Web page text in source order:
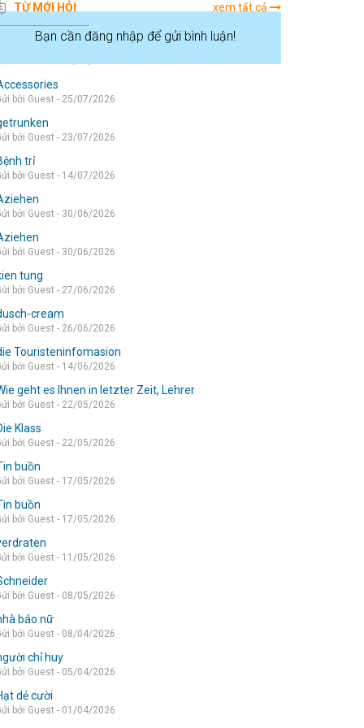
Bạn cần đăng nhập để gửi bình luận!
TỪ MỚI HỎI xem tất cả
die wohnung
bởi Guest - 25/07/2026
bởi Guest - 23/07/2026
trỉ
bởi Guest - 14/07/2026
bởi Guest - 30/06/2026
bởi Guest - 30/06/2026
tung
bởi Guest - 27/06/2026
cream
bởi Guest - 26/06/2026
Touristeninfomasion
bởi Guest - 14/06/2026
geht es Ihnen in letzter Zeit, Lehrer
bởi Guest - 22/05/2026
Klass
bởi Guest - 22/05/2026
buồn
bởi Guest - 17/05/2026
buồn
bởi Guest - 17/05/2026
bởi Guest - 11/05/2026
bởi Guest - 08/05/2026
báo nữ
bởi Guest - 08/04/2026
chỉ huy
bởi Guest - 05/04/2026
dẻ cười
bởi Guest - 01/04/2026